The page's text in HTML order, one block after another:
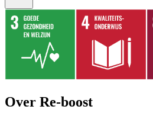
Over Re-boost